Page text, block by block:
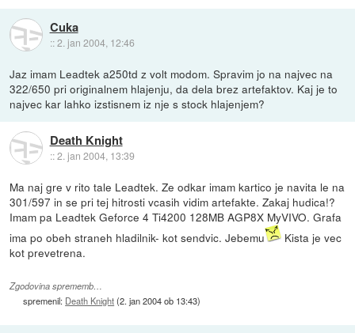
Cuka
::2. jan 2004, 12:46
Jaz imam Leadtek a250td z volt modom. Spravim jo na najvec na
322/650 pri originalnem hlajenju, da dela brez artefaktov. Kaj je to
najvec kar lahko izstisnem iz nje s stock hlajenjem?
Death Knight
::2. jan 2004, 13:39
Ma naj gre v rito tale Leadtek. Ze odkar imam kartico je navita le na
301/597 in se pri tej hitrosti vcasih vidim artefakte. Zakaj hudica!?
Imam pa Leadtek Geforce 4 Ti4200 128MB AGP8X MyVIVO. Grafa
ima po obeh straneh hladilnik- kot sendvic. Jebemu
Kista je vec
kot prevetrena.
Zgodovina sprememb…
spremenil: Death Knight(2. jan 2004 ob 13:43)